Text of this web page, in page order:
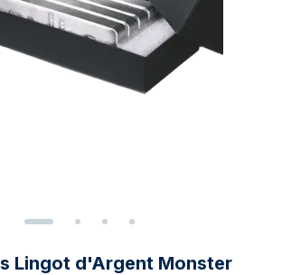
Lingot d'Argent Monster